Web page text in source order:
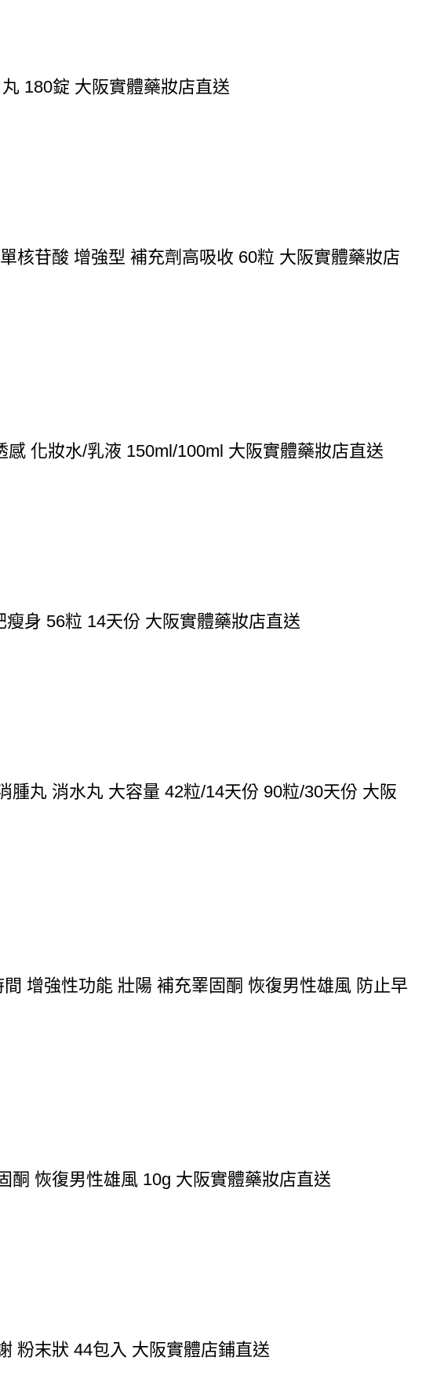
180錠 大阪實體藥妝店直送
核苷酸 增強型 補充劑高吸收 60粒 大阪實體藥妝店
化妝水/乳液 150ml/100ml 大阪實體藥妝店直送
身 56粒 14天份 大阪實體藥妝店直送
腫丸 消水丸 大容量 42粒/14天份 90粒/30天份 大阪
增強性功能 壯陽 補充睪固酮 恢復男性雄風 防止早
酮 恢復男性雄風 10g 大阪實體藥妝店直送
粉末狀 44包入 大阪實體店鋪直送